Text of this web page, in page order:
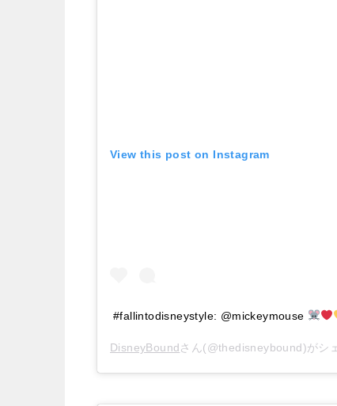
View this post on Instagram
#fallintodisneystyle: @mickeymouse
DisneyBoundさん(@thedisneybound)がシ